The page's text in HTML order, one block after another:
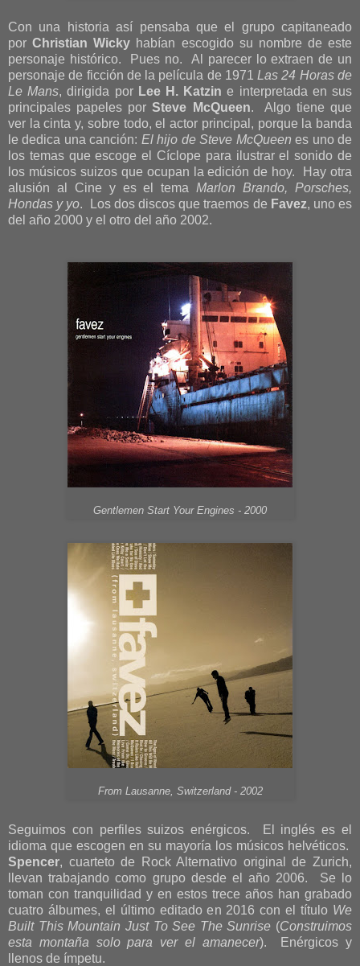
Con una historia así pensaba que el grupo capitaneado
porChristian Wicky habían escogido su nombre de este
personaje histórico. Pues no. Al parecer lo extraen de un
personaje de ficción de la película de 1971Las 24 Horas de
Le Mans, dirigida por Lee H. Katzin e interpretada en sus
principales papeles porSteve McQueen. Algo tiene que
ver la cinta y, sobre todo, el actor principal, porque la banda
le dedica una canción: El hijo de Steve McQueen es uno de
los temas que escoge el Cíclope para ilustrar el sonido de
los músicos suizos que ocupan la edición de hoy. Hay otra
alusión al Cine y es el temaMarlon Brando, Porsches,
Hondas y yo. Los dos discos que traemos de Favez, uno es
del año 2000 y el otro del año 2002.
Gentlemen Start Your Engines - 2000
From Lausanne, Switzerland - 2002
Seguimos con perfiles suizos enérgicos. El inglés es el
idioma que escogen en su mayoría los músicos helvéticos.
Spencer, cuarteto de Rock Alternativo original de Zurich,
llevan trabajando como grupo desde el año 2006. Se lo
toman con tranquilidad y en estos trece años han grabado
cuatro álbumes, el último editado en 2016 con el título We
Built This Mountain Just To See The Sunrise (Construimos
esta montaña solo para ver el amanecer). Enérgicos y
llenos de ímpetu.